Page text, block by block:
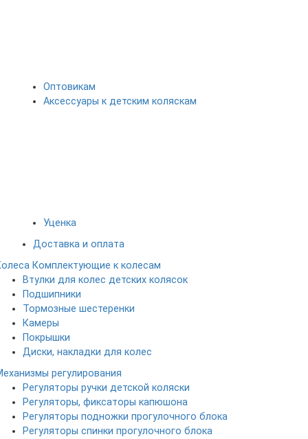
Оптовикам
Аксессуары к детским коляскам
Уценка
Доставка и оплата
Комплектующие к колесам
Втулки для колес детских колясок
Подшипники
Тормозные шестеренки
Камеры
Покрышки
Диски, накладки для колес
регулирования
Регуляторы ручки детской коляски
Регуляторы, фиксаторы капюшона
Регуляторы подножки прогулочного блока
Регуляторы спинки прогулочного блока